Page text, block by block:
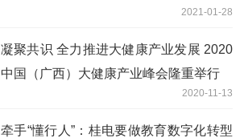
2021-01-28
凝聚共识 全力推进大健康产业发展 2020
中国（广西）大健康产业峰会隆重举行
2020-11-13
牵手“懂行人”：桂电要做教育数字化转型